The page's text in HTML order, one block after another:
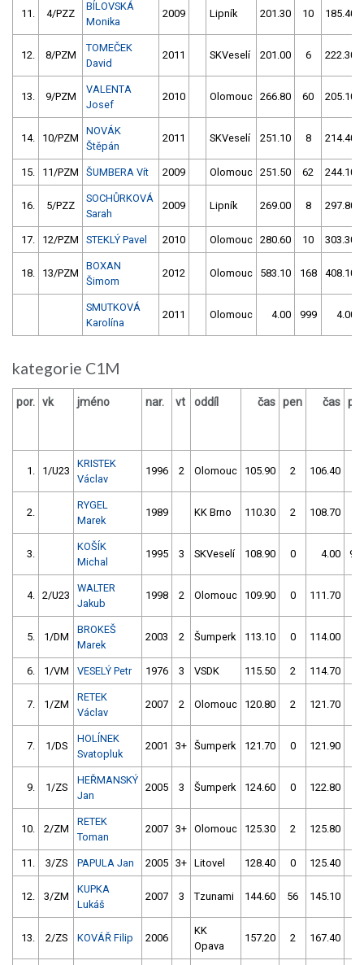
11. 4/PZZ
BÍLOVSKÁ
Monika
2009 Lipník 201.30 10 185.40
12. 8/PZM
TOMEČEK
David
2011 SKVeselí 201.00 6 222.30
13. 9/PZM
VALENTA
Josef
2010 Olomouc 266.80 60 205.10
14. 10/PZM
NOVÁK
Štěpán
2011 SKVeselí 251.10 8 214.40
15. 11/PZM ŠUMBERA Vít 2009 Olomouc 251.50 62 244.10
16. 5/PZZ
SOCHŮRKOVÁ
Sarah
2009 Lipník 269.00 8 297.80
17. 12/PZM STEKLÝ Pavel 2010 Olomouc 280.60 10 303.30
18. 13/PZM
BOXAN
Šimom
2012 Olomouc 583.10 168 408.10
SMUTKOVÁ
Karolína
2011 Olomouc 4.00 999 4.00
kategorie C1M
por. vk jméno nar. vt oddíl čas pen čas
1. 1/U23
KRISTEK
Václav
1996 2 Olomouc 105.90 2 106.40
2.
RYGEL
Marek
1989 KK Brno 110.30 2 108.70
3.
KOŠÍK
Michal
1995 3 SKVeselí 108.90 0 4.00
4. 2/U23
WALTER
Jakub
1998 2 Olomouc 109.90 0 111.70
5. 1/DM
BROKEŠ
Marek
2003 2 Šumperk 113.10 0 114.00
6. 1/VM VESELÝ Petr 1976 3 VSDK 115.50 2 114.70
7. 1/ZM
RETEK
Václav
2007 2 Olomouc 120.80 2 121.70
7. 1/DS
HOLÍNEK
Svatopluk
2001 3+ Šumperk 121.70 0 121.90
9. 1/ZS
HEŘMANSKÝ
Jan
2005 3 Šumperk 124.60 0 122.80
10. 2/ZM
RETEK
Toman
2007 3+ Olomouc 125.30 2 125.80
11. 3/ZS PAPULA Jan 2005 3+ Litovel 128.40 0 125.40
12. 3/ZM
KUPKA
Lukáš
2007 3 Tzunami 144.60 56 145.10
13. 2/ZS KOVÁŘ Filip 2006
KK
Opava
157.20 2 167.40